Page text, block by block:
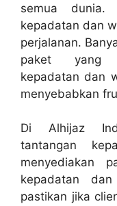
semua
kepadatan dan
perjalanan.
paket yang
kepadatan dan
menyebabkan
Di Alhijaz
tantangan
menyediakan
kepadatan
pastikan jika